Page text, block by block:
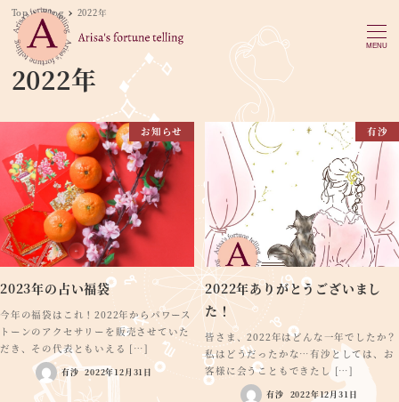
MENU
Top Blog 2022年
2022年
お知らせ
2023年の占い福袋
今年の福袋はこれ！2022年からパワース
トーンのアクセサリーを販売させていた
だき、その代表ともいえる […]
有沙 2022年12月31日
有沙
2022年ありがとうございまし
た！
皆さま、2022年はどんな一年でしたか？
私はどうだったかな…有沙としては、お
客様に会うこともできたし […]
有沙 2022年12月31日